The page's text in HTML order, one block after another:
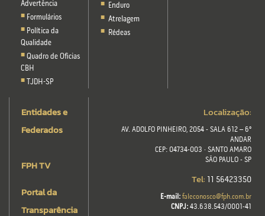
Advertência
Formulários
Política da
Qualidade
Quadro de Oficias
CBH
TJDH-SP
Enduro
Atrelagem
Rédeas
Entidades e
Federados
FPH TV
Portal da
Transparência
Localização:
AV. ADOLFO PINHEIRO, 2054 - SALA 612 – 6º
ANDAR
CEP: 04734-003 · SANTO AMARO
SÃO PAULO - SP
Tel: 11 56423350
E-mail: faleconosco@fph.com.br
CNPJ: 43.638.543/0001-41